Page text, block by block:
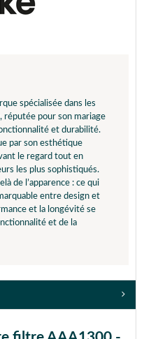
spécialisée dans les
réputée pour son mariage
et durabilité.
par son esthétique
le regard tout en
les plus sophistiqués.
de l’apparence : ce qui
entre design et
et la longévité se
et de la